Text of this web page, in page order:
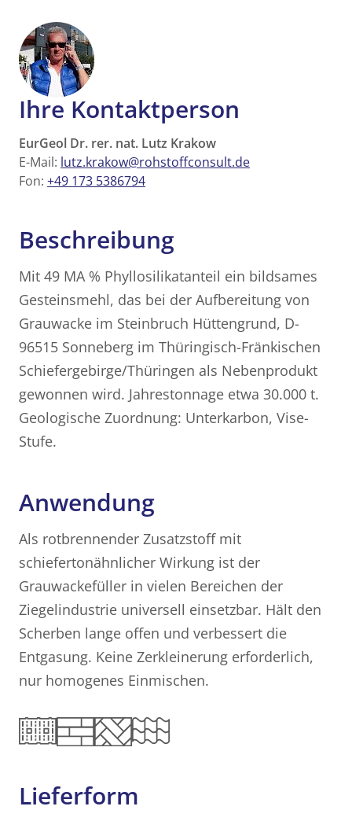
Ihre Kontaktperson
EurGeol Dr. rer. nat. Lutz Krakow
E-Mail: lutz.krakow@rohstoffconsult.de
Fon: +49 173 5386794
Beschreibung
Mit 49 MA % Phyllosilikatanteil ein bildsames
Gesteinsmehl, das bei der Aufbereitung von
Grauwacke im Steinbruch Hüttengrund, D-
96515 Sonneberg im Thüringisch-Fränkischen
Schiefergebirge/Thüringen als Nebenprodukt
gewonnen wird. Jahrestonnage etwa 30.000 t.
Geologische Zuordnung: Unterkarbon, Vise-
Stufe.
Anwendung
Als rotbrennender Zusatzstoff mit
schiefertonähnlicher Wirkung ist der
Grauwackefüller in vielen Bereichen der
Ziegelindustrie universell einsetzbar. Hält den
Scherben lange offen und verbessert die
Entgasung. Keine Zerkleinerung erforderlich,
nur homogenes Einmischen.
Lieferform